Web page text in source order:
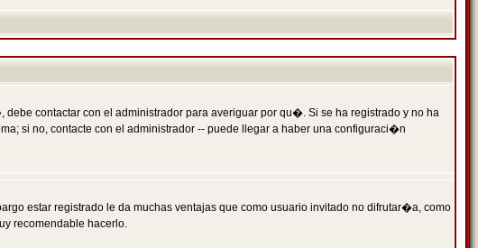
contactar con el administrador para averiguar por qu�. Si se ha registrado y no ha
si no, contacte con el administrador -- puede llegar a haber una configuraci�n
estar registrado le da muchas ventajas que como usuario invitado no difrutar�a, como
recomendable hacerlo.